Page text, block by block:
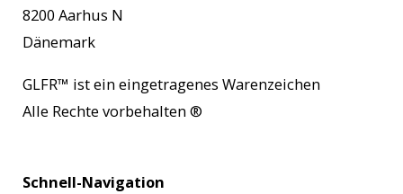
8200 Aarhus N
Dänemark
GLFR™ ist ein eingetragenes Warenzeichen
Alle Rechte vorbehalten®
Schnell-Navigation